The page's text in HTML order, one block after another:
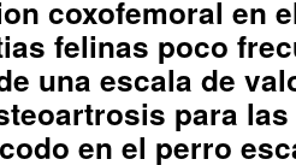
coxofemoral en
felinas poco
una escala de
para
en el perro